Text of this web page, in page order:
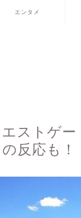
エンタメ
ストゲ
反応も！